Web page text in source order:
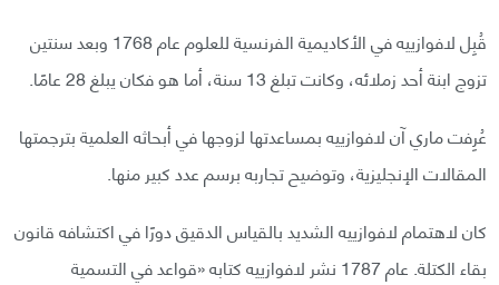
قُبِل لافوازييه في الأكاديمية الفرنسية للعلوم عام 1768 وبعد سنتين
تزوج ابنة أحد زملائه، وكانت تبلغ 13 سنة، أما هو فكان يبلغ 28 عامًا.
عُرِفت ماري آن لافوازييه بمساعدتها لزوجها في أبحاثه العلمية بترجمتها
المقالات الإنجليزية، وتوضيح تجاربه برسم عدد كبير منها.
كان لاهتمام لافوازييه الشديد بالقياس الدقيق دورًا في اكتشافه قانون
بقاء الكتلة. عام 1787 نشر لافوازييه كتابه «قواعد في التسمية